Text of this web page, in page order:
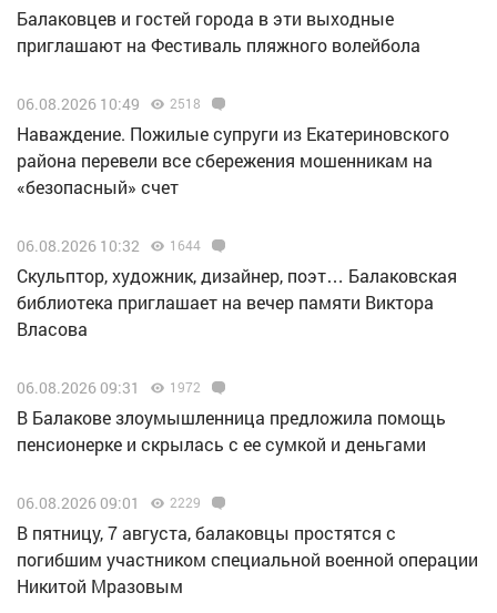
Балаковцев и гостей города в эти выходные
приглашают на Фестиваль пляжного волейбола
06.08.2026 10:49 2518
Наваждение. Пожилые супруги из Екатериновского
района перевели все сбережения мошенникам на
«безопасный» счет
06.08.2026 10:32 1644
Скульптор, художник, дизайнер, поэт… Балаковская
библиотека приглашает на вечер памяти Виктора
Власова
06.08.2026 09:31 1972
В Балакове злоумышленница предложила помощь
пенсионерке и скрылась с ее сумкой и деньгами
06.08.2026 09:01 2229
В пятницу, 7 августа, балаковцы простятся с
погибшим участником специальной военной операции
Никитой Мразовым